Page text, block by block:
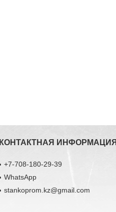
КОНТАКТНАЯ ИНФОРМАЦИЯ
+7-708-180-29-39
WhatsApp
stankoprom.kz@gmail.com